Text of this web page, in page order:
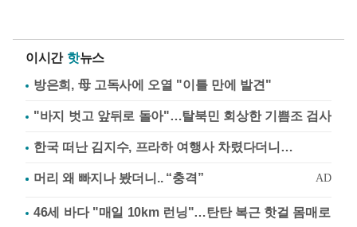
이시간 핫뉴스
방은희, 母 고독사에 오열 "이틀 만에 발견"
"바지 벗고 앞뒤로 돌아"…탈북민 회상한 기쁨조 검사
한국 떠난 김지수, 프라하 여행사 차렸다더니…
46세 바다 "매일 10km 런닝"…탄탄 복근 핫걸 몸매로